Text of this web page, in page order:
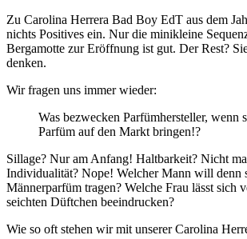
Zu Carolina Herrera Bad Boy EdT aus dem
nichts Positives ein. Nur die minikleine
Bergamotte zur Eröffnung ist gut. Der Rest?
denken.
Wir fragen uns immer wieder:
Was bezwecken Parfümhersteller, wenn
Parfüm auf den Markt bringen!?
Sillage? Nur am Anfang! Haltbarkeit? Nicht
Individualität? Nope! Welcher Mann will denn
Männerparfüm tragen? Welche Frau lässt sich
seichten Düftchen beeindrucken?
Wie so oft stehen wir mit unserer Carolina